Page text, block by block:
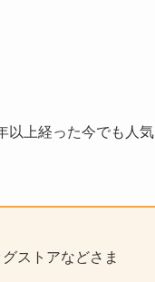
以上経った今でも人気
ストアなどさま